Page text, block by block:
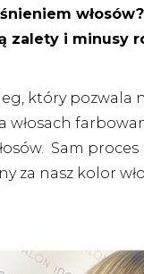
zalety i minusy
który pozwala
włosach
Sam
za nasz kolor